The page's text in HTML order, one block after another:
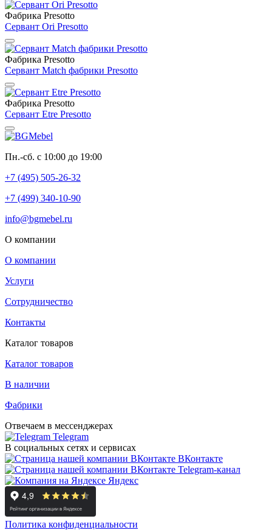
Фабрика Presotto
Сервант Ori Presotto
Фабрика Presotto
Сервант Match фабрики Presotto
Фабрика Presotto
Сервант Etre Presotto
Пн.-сб. с 10:00 до 19:00
+7 (495) 505-26-32
+7 (499) 340-10-90
info@bgmebel.ru
О компании
О компании
Услуги
Сотрудничество
Контакты
Каталог товаров
Каталог товаров
В наличии
Фабрики
Отвечаем в мессенджерах
Telegram
В социальных сетях и сервисах
ВКонтакте
Telegram-канал
Яндекс
Политика конфиденциальности